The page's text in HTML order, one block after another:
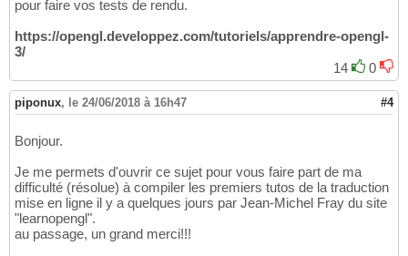
pour faire vos tests de rendu.
https://opengl.developpez.com/tutoriels/apprendre-opengl-
3/
14
0
piponux, le 24/06/2018 à 16h47 #4
Bonjour.
Je me permets d'ouvrir ce sujet pour vous faire part de ma
difficulté (résolue) à compiler les premiers tutos de la traduction
mise en ligne il y a quelques jours par Jean-Michel Fray du site
"learnopengl".
au passage, un grand merci!!!